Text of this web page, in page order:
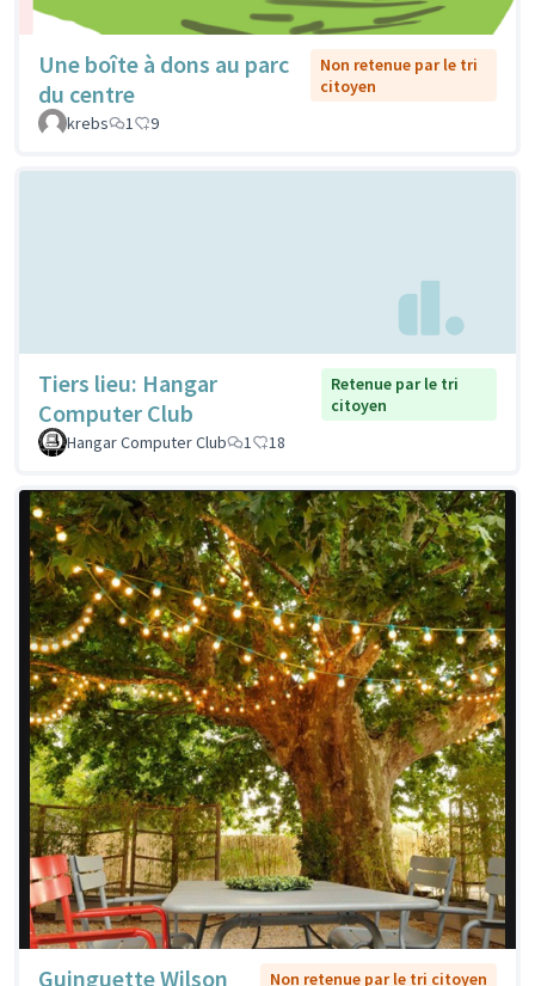
Une boîte à dons au parc
du centre
Non retenue par le tri
citoyen
krebs
1 9
Tiers lieu: Hangar
Computer Club
Retenue par le tri
citoyen
Hangar Computer Club
1 18
Guinguette Wilson
Non retenue par le tri citoyen